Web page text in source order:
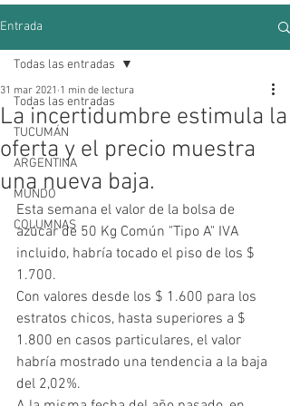
Entrada
Todas las entradas
TUCUMÁN
ARGENTINA
MUNDO
COLUMNAS
Todas las entradas
La incertidumbre estimula la
oferta y el precio muestra
una nueva baja.
31 mar 2021 1 min de lectura
Esta semana el valor de la bolsa de
azúcar de 50 Kg Común "Tipo A" IVA
incluido, habría tocado el piso de los $
1.700.
Con valores desde los $ 1.600 para los
estratos chicos, hasta superiores a $
1.800 en casos particulares, el valor
habría mostrado una tendencia a la baja
del 2,02%.